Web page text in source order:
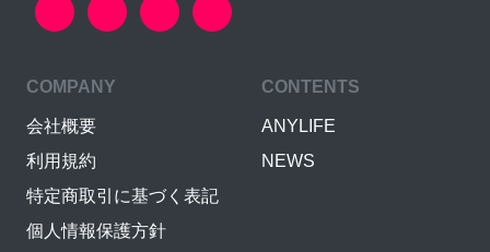
COMPANY
会社概要
利用規約
特定商取引に基づく表記
個人情報保護方針
CONTENTS
ANYLIFE
NEWS